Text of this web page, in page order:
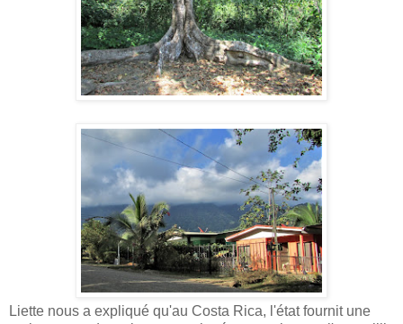
Liette nous a expliqué qu'au Costa Rica, l'état fournit une